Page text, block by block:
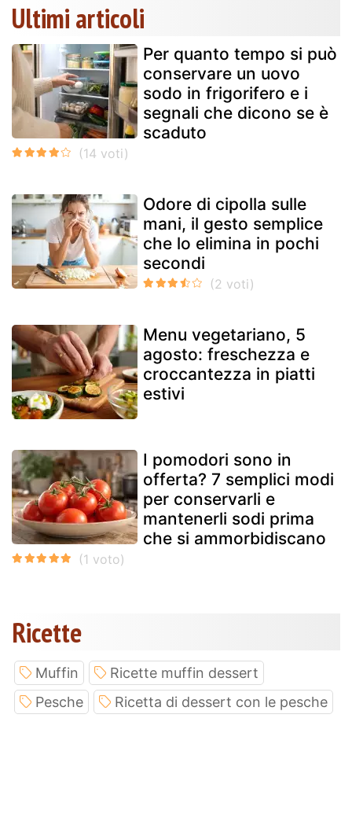
Ultimi articoli
Per quanto tempo si può
conservare un uovo
sodo in frigorifero e i
segnali che dicono se è
scaduto
Odore di cipolla sulle
mani, il gesto semplice
che lo elimina in pochi
secondi
Menu vegetariano, 5
agosto: freschezza e
croccantezza in piatti
estivi
I pomodori sono in
offerta? 7 semplici modi
per conservarli e
mantenerli sodi prima
che si ammorbidiscano
Ricette
Muffin
Ricette muffin dessert
Pesche
Ricetta di dessert con le pesche